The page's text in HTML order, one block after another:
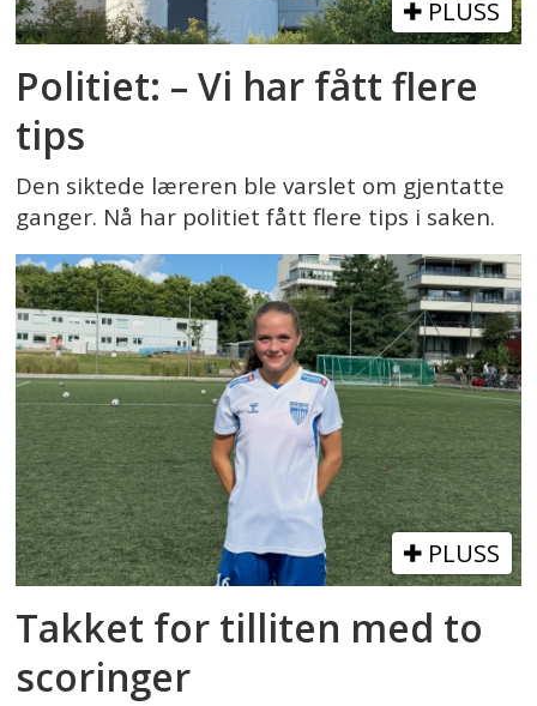
PLUSS
Politiet: – Vi har fått flere
tips
Den siktede læreren ble varslet om gjentatte
ganger. Nå har politiet fått flere tips i saken.
PLUSS
Takket for tilliten med to
scoringer